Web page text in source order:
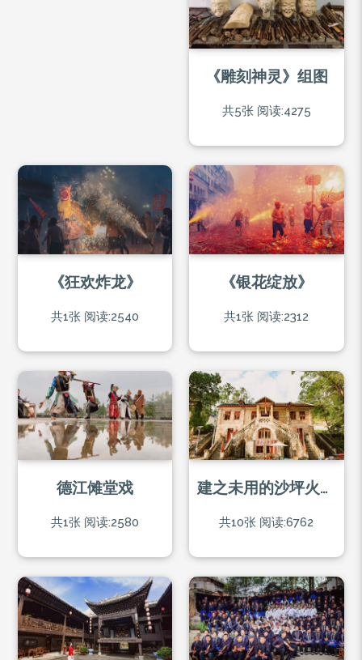
《雕刻神灵》组图
共5张 阅读:4275
《狂欢炸龙》
共1张 阅读:2540
《银花绽放》
共1张 阅读:2312
德江傩堂戏
共1张 阅读:2580
建之未用的沙坪火车站(福泉)
共10张 阅读:6762